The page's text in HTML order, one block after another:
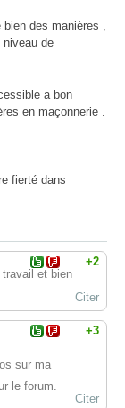
des manières ,
de
a bon
en maçonnerie .
fierté dans
+2
et bien
Citer
+3
sur ma
le forum.
Citer